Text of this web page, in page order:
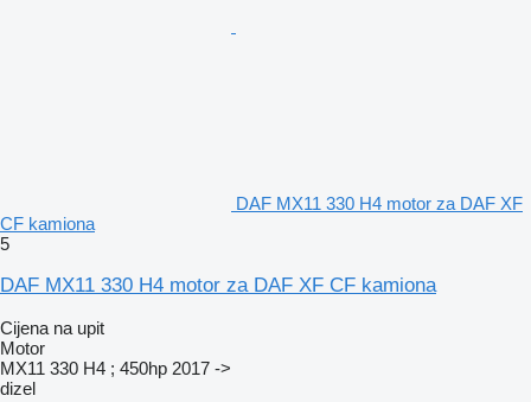
DAF MX11 330 H4 motor za DAF XF
CF kamiona
5
DAF MX11 330 H4 motor za DAF XF CF kamiona
Cijena na upit
Motor
MX11 330 H4 ; 450hp 2017 ->
dizel